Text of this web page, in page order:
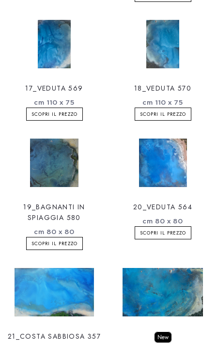
17_VEDUTA 569
cm 110 x 75
SCOPRI IL PREZZO
18_VEDUTA 570
cm 110 x 75
SCOPRI IL PREZZO
19_BAGNANTI IN
SPIAGGIA 580
cm 80 x 80
SCOPRI IL PREZZO
20_VEDUTA 564
cm 80 x 80
SCOPRI IL PREZZO
21_COSTA SABBIOSA 357 New